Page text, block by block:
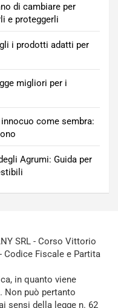
di cambiare per
e proteggerli
i prodotti adatti per
migliori per i
come sembra:
Agrumi: Guida per
SRL - Corso Vittorio
Codice Fiscale e Partita
in quanto viene
Non può pertanto
sensi della legge n. 62